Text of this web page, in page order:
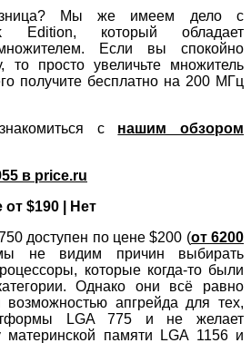
Мы же имеем дело с
Edition, который обладает
Если вы спокойно
то просто увеличьте множитель
получите бесплатно на 200 МГц
с нашим обзором
в price.ru
$190 | Нет
доступен по цене $200 (от 6200
не видим причин выбирать
которые когда-то были
Однако они всё равно
возможностью апгрейда для тех,
LGA 775 и не желает
материнской памяти LGA 1156 и